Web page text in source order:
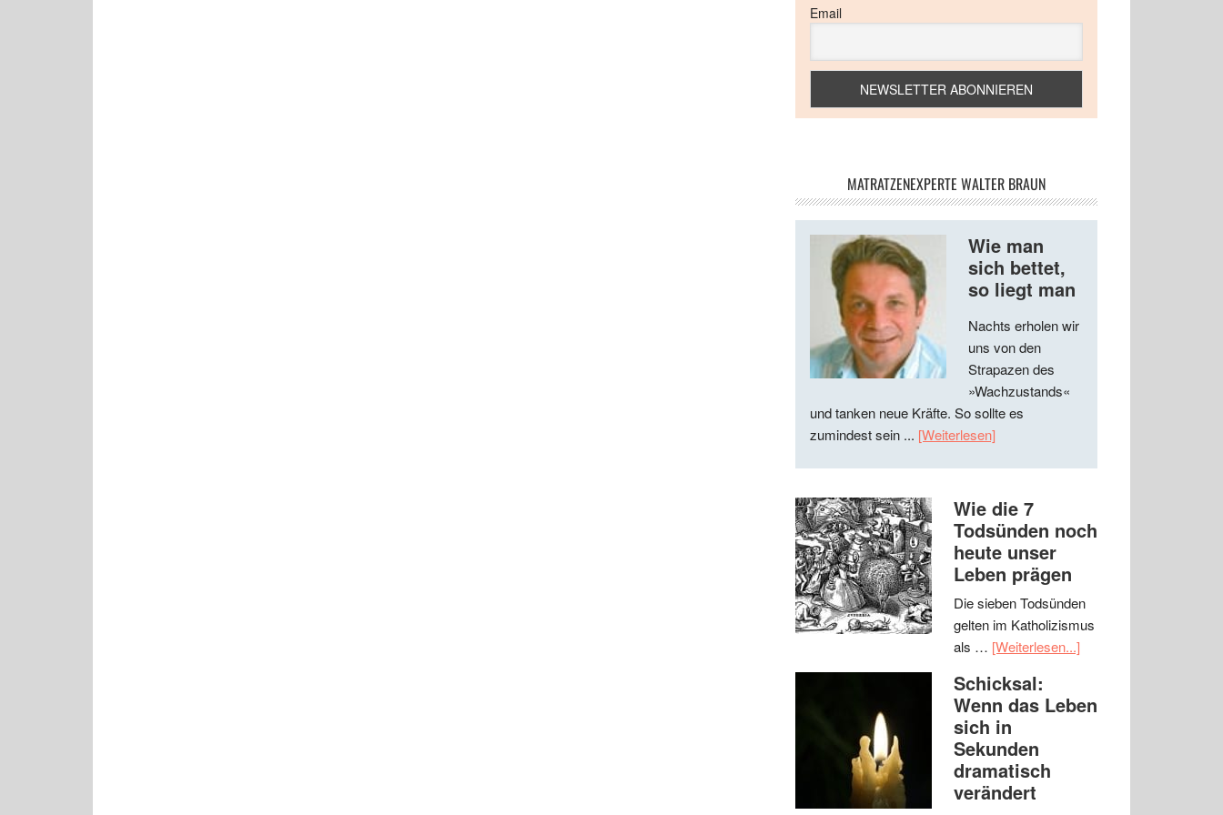
Email
MATRATZENEXPERTE WALTER BRAUN
Wie man
sich bettet,
so liegt man
Nachts erholen wir
uns von den
Strapazen des
»Wachzustands«
und tanken neue Kräfte. So sollte es
zumindest sein ... [Weiterlesen]
Wie die 7
Todsünden noch
heute unser
Leben prägen
Die sieben Todsünden
gelten im Katholizismus
als … [Weiterlesen...]
Schicksal:
Wenn das Leben
sich in
Sekunden
dramatisch
verändert